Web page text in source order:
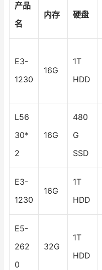
产品
名
内存 硬盘
E3-
1230
16G
1T
HDD
L56
30*
2
16G
480
G
SSD
E3-
1230
16G
1T
HDD
E5-
262
0
32G
1T
HDD